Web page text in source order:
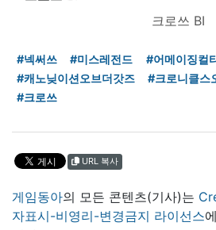
크로쓰 BI
#넥써쓰 #미스레전드 #어메이징컬
#캐노닞이션오브더갓즈
#크로니클스
#크로쓰
URL 복사
게임동아의 모든 콘텐츠(기사)는
자표시-비영리-변경금지 라이선스